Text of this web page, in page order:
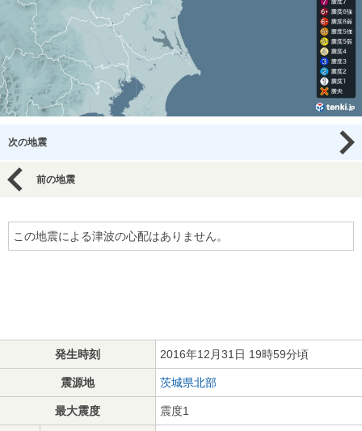
次の地震
前の地震
この地震による津波の心配はありません。
発生時刻 2016年12月31日 19時59分頃
震源地 茨城県北部
最大震度 震度1